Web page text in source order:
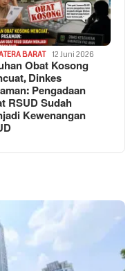
BARAT 12 Juni 2026
Obat Kosong
Dinkes
Pengadaan
RSUD Sudah
Kewenangan